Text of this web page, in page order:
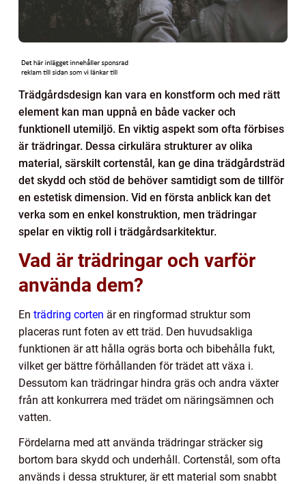
Trädgårdsdesign kan vara en konstform och med rätt
element kan man uppnå en både vacker och
funktionell utemiljö. En viktig aspekt som ofta förbises
är trädringar. Dessa cirkulära strukturer av olika
material, särskilt cortenstål, kan ge dina trädgårdsträd
det skydd och stöd de behöver samtidigt som de tillför
en estetisk dimension. Vid en första anblick kan det
verka som en enkel konstruktion, men trädringar
spelar en viktig roll i trädgårdsarkitektur.
Vad är trädringar och varför
använda dem?
En trädring corten är en ringformad struktur som
placeras runt foten av ett träd. Den huvudsakliga
funktionen är att hålla ogräs borta och bibehålla fukt,
vilket ger bättre förhållanden för trädet att växa i.
Dessutom kan trädringar hindra gräs och andra växter
från att konkurrera med trädet om näringsämnen och
vatten.
Fördelarna med att använda trädringar sträcker sig
bortom bara skydd och underhåll. Cortenstål, som ofta
används i dessa strukturer, är ett material som snabbt